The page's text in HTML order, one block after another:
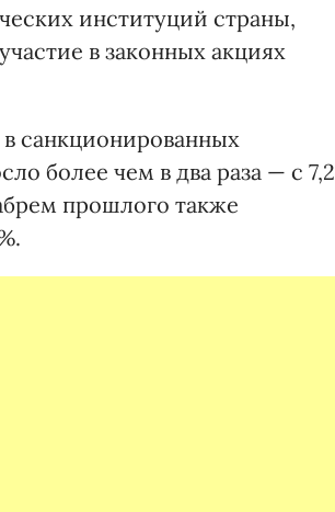
институций страны,
в законных акциях
санкционированных
более чем в два раза — с 7,2
прошлого также